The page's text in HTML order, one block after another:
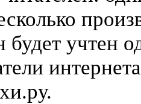
будет учтен